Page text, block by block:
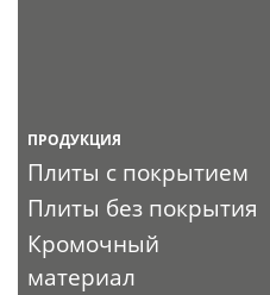
ПРОДУКЦИЯ
Плиты с покрытием
Плиты без покрытия
Кромочный
материал